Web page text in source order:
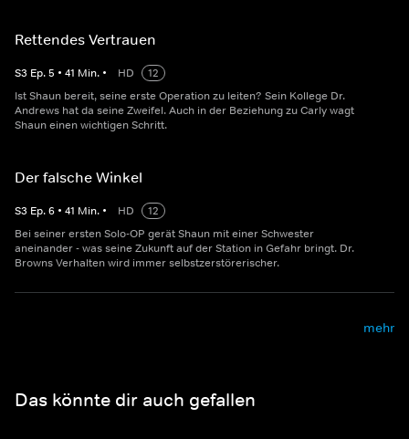
Rettendes Vertrauen
S3 Ep.5 • 41 Min. • HD
12
Ist Shaun bereit, seine erste Operation zu leiten? Sein Kollege Dr.
Andrews hat da seine Zweifel. Auch in der Beziehung zu Carly wagt
Shaun einen wichtigen Schritt.
Der falsche Winkel
S3 Ep.6 • 41 Min. • HD
12
Bei seiner ersten Solo-OP gerät Shaun mit einer Schwester
aneinander - was seine Zukunft auf der Station in Gefahr bringt. Dr.
Browns Verhalten wird immer selbstzerstörerischer.
mehr
Das könnte dir auch gefallen